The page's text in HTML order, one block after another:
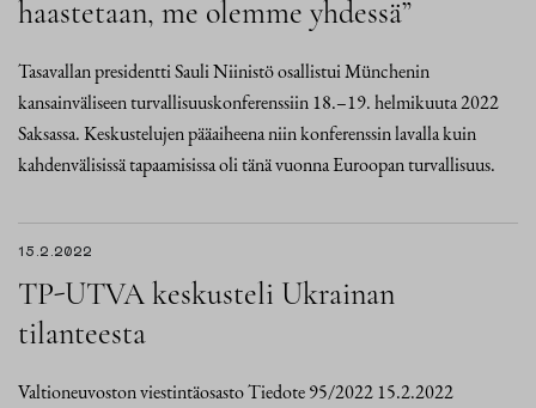
haastetaan, me olemme yhdessä”
Tasavallan presidentti Sauli Niinistö osallistui Münchenin
kansainväliseen turvallisuuskonferenssiin 18.–19. helmikuuta 2022
Saksassa. Keskustelujen pääaiheena niin konferenssin lavalla kuin
kahdenvälisissä tapaamisissa oli tänä vuonna Euroopan turvallisuus.
15.2.2022
TP-UTVA keskusteli Ukrainan
tilanteesta
Valtioneuvoston viestintäosasto Tiedote 95/2022 15.2.2022